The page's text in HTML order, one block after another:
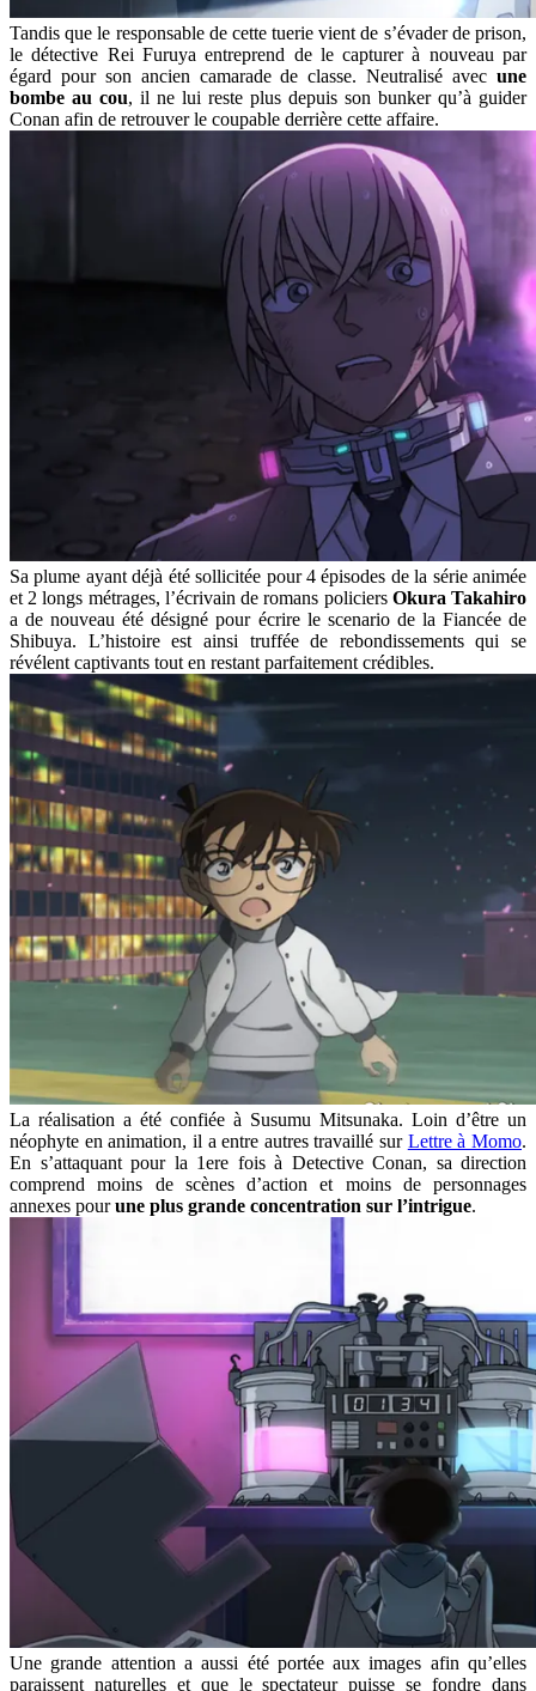
Tandis que le responsable de cette tuerie vient de s’évader de prison,
le détective Rei Furuya entreprend de le capturer à nouveau par
égard pour son ancien camarade de classe. Neutralisé avec une
bombe au cou, il ne lui reste plus depuis son bunker qu’à guider
Conan afin de retrouver le coupable derrière cette affaire.
Sa plume ayant déjà été sollicitée pour 4 épisodes de la série animée
et 2 longs métrages, l’écrivain de romans policiers Okura Takahiro
a de nouveau été désigné pour écrire le scenario de la Fiancée de
Shibuya. L’histoire est ainsi truffée de rebondissements qui se
révélent captivants tout en restant parfaitement crédibles.
La réalisation a été confiée à Susumu Mitsunaka. Loin d’être un
néophyte en animation, il a entre autres travaillé sur Lettre à Momo.
En s’attaquant pour la 1ere fois à Detective Conan, sa direction
comprend moins de scènes d’action et moins de personnages
annexes pourune plus grande concentration sur l’intrigue.
Une grande attention a aussi été portée aux images afin qu’elles
paraissent naturelles et que le spectateur puisse se fondre dans